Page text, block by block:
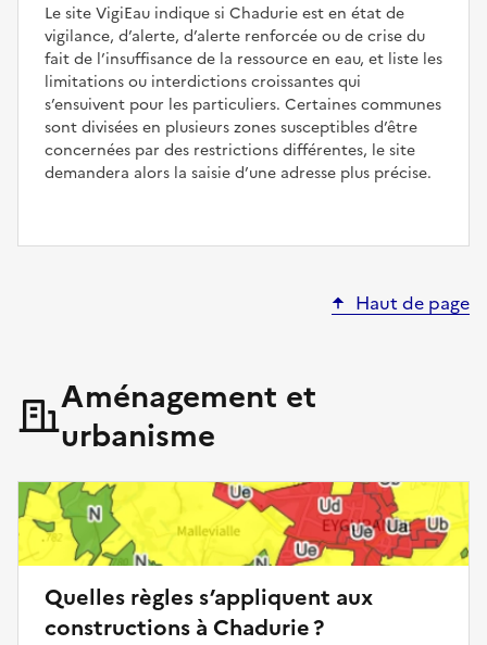
Le site VigiEau indique si Chadurie est en état de
vigilance, d’alerte, d’alerte renforcée ou de crise du
fait de l’insuffisance de la ressource en eau, et liste les
limitations ou interdictions croissantes qui
s’ensuivent pour les particuliers. Certaines communes
sont divisées en plusieurs zones susceptibles d’être
concernées par des restrictions différentes, le site
demandera alors la saisie d’une adresse plus précise.
Haut de page
Aménagement et
urbanisme
Quelles règles s’appliquent aux
constructions à Chadurie ?